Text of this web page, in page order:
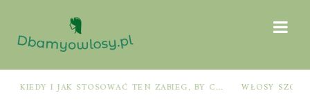
WŁOSY SZORSTKIE PO MYCIU: PRZYCZYNY I SPRAWDZONE SPOSOBY NA ODZYSKANIE MIĘKKOŚCI I BLASKU